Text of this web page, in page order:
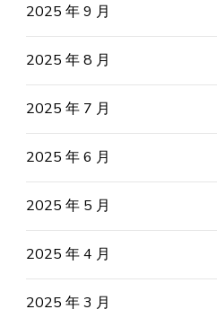
2025 年 9 月
2025 年 8 月
2025 年 7 月
2025 年 6 月
2025 年 5 月
2025 年 4 月
2025 年 3 月